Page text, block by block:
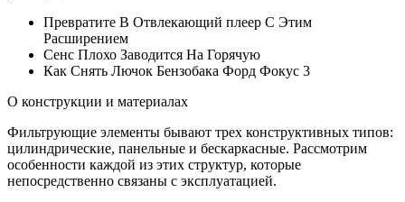
Превратите В Отвлекающий плеер С Этим
Расширением
Сенс Плохо Заводится На Горячую
Как Снять Лючок Бензобака Форд Фокус 3
О конструкции и материалах
Фильтрующие элементы бывают трех конструктивных типов:
цилиндрические, панельные и бескаркасные. Рассмотрим
особенности каждой из этих структур, которые
непосредственно связаны с эксплуатацией.